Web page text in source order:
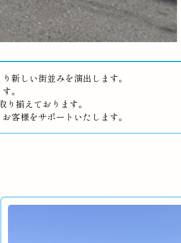
新しい街並みを演出します。
。
揃えております。
客様をサポートいたします。